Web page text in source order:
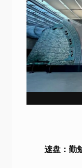
逨盘：勤